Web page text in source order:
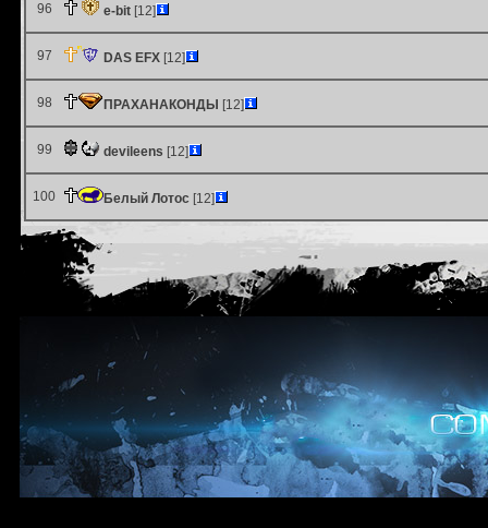
96 e-bit [12]
97 DAS EFX [12]
98 ПРАХАНАКОНДЫ [12]
99 devileens [12]
100 Белый Лотос [12]